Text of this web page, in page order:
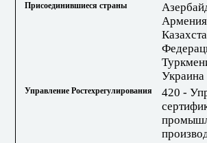
Присоединившиеся страны
Украина
Управление Ростехрегулирования
420 -